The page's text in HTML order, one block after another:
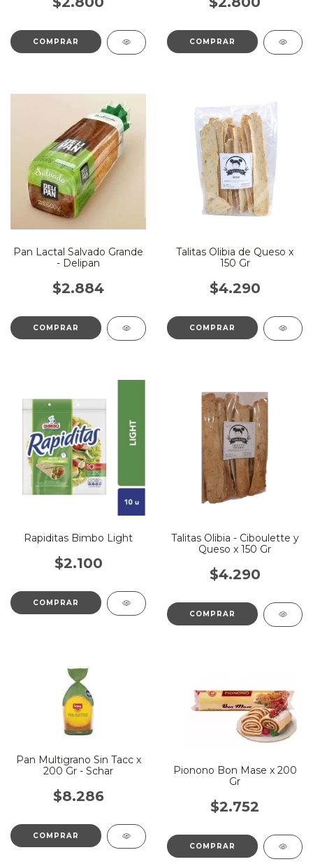
Pan Lactal Salvado Grande
- Delipan
$2.884
Talitas Olibia de Queso x
150 Gr
$4.290
Rapiditas Bimbo Light
$2.100
Talitas Olibia - Ciboulette y
Queso x 150 Gr
$4.290
Pan Multigrano Sin Tacc x
200 Gr - Schar
$8.286
Pionono Bon Mase x 200
Gr
$2.752